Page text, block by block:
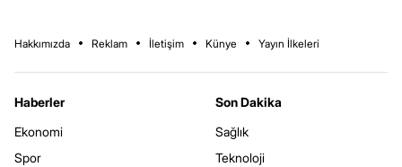
Hakkımızda Reklam İletişim Künye Yayın İlkeleri
Haberler
Ekonomi
Spor
Son Dakika
Sağlık
Teknoloji